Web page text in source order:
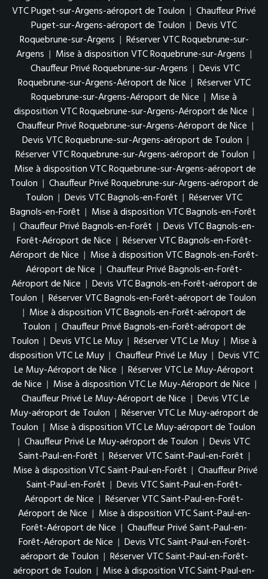
VTC Puget-sur-Argens-aéroport de Toulon | Chauffeur Privé
Puget-sur-Argens-aéroport de Toulon | Devis VTC
Roquebrune-sur-Argens | Réserver VTC Roquebrune-sur-
Argens | Mise à disposition VTC Roquebrune-sur-Argens |
Chauffeur Privé Roquebrune-sur-Argens | Devis VTC
Roquebrune-sur-Argens-Aéroport de Nice | Réserver VTC
Roquebrune-sur-Argens-Aéroport de Nice | Mise à
disposition VTC Roquebrune-sur-Argens-Aéroport de Nice |
Chauffeur Privé Roquebrune-sur-Argens-Aéroport de Nice |
Devis VTC Roquebrune-sur-Argens-aéroport de Toulon |
Réserver VTC Roquebrune-sur-Argens-aéroport de Toulon |
Mise à disposition VTC Roquebrune-sur-Argens-aéroport de
Toulon | Chauffeur Privé Roquebrune-sur-Argens-aéroport de
Toulon | Devis VTC Bagnols-en-Forêt | Réserver VTC
Bagnols-en-Forêt | Mise à disposition VTC Bagnols-en-Forêt
| Chauffeur Privé Bagnols-en-Forêt | Devis VTC Bagnols-en-
Forêt-Aéroport de Nice | Réserver VTC Bagnols-en-Forêt-
Aéroport de Nice | Mise à disposition VTC Bagnols-en-Forêt-
Aéroport de Nice | Chauffeur Privé Bagnols-en-Forêt-
Aéroport de Nice | Devis VTC Bagnols-en-Forêt-aéroport de
Toulon | Réserver VTC Bagnols-en-Forêt-aéroport de Toulon
| Mise à disposition VTC Bagnols-en-Forêt-aéroport de
Toulon | Chauffeur Privé Bagnols-en-Forêt-aéroport de
Toulon | Devis VTC Le Muy | Réserver VTC Le Muy | Mise à
disposition VTC Le Muy | Chauffeur Privé Le Muy | Devis VTC
Le Muy-Aéroport de Nice | Réserver VTC Le Muy-Aéroport
de Nice | Mise à disposition VTC Le Muy-Aéroport de Nice |
Chauffeur Privé Le Muy-Aéroport de Nice | Devis VTC Le
Muy-aéroport de Toulon | Réserver VTC Le Muy-aéroport de
Toulon | Mise à disposition VTC Le Muy-aéroport de Toulon
| Chauffeur Privé Le Muy-aéroport de Toulon | Devis VTC
Saint-Paul-en-Forêt | Réserver VTC Saint-Paul-en-Forêt |
Mise à disposition VTC Saint-Paul-en-Forêt | Chauffeur Privé
Saint-Paul-en-Forêt | Devis VTC Saint-Paul-en-Forêt-
Aéroport de Nice | Réserver VTC Saint-Paul-en-Forêt-
Aéroport de Nice | Mise à disposition VTC Saint-Paul-en-
Forêt-Aéroport de Nice | Chauffeur Privé Saint-Paul-en-
Forêt-Aéroport de Nice | Devis VTC Saint-Paul-en-Forêt-
aéroport de Toulon | Réserver VTC Saint-Paul-en-Forêt-
aéroport de Toulon | Mise à disposition VTC Saint-Paul-en-